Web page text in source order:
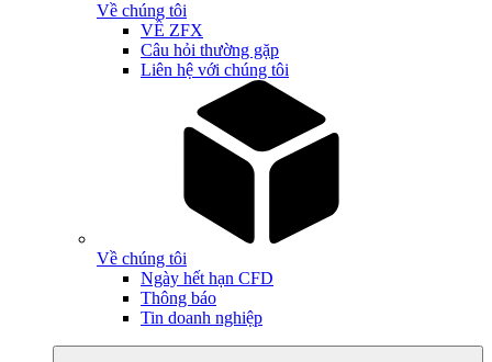
Về chúng tôi
VỀ ZFX
Câu hỏi thường gặp
Liên hệ với chúng tôi
Về chúng tôi
Ngày hết hạn CFD
Thông báo
Tin doanh nghiệp